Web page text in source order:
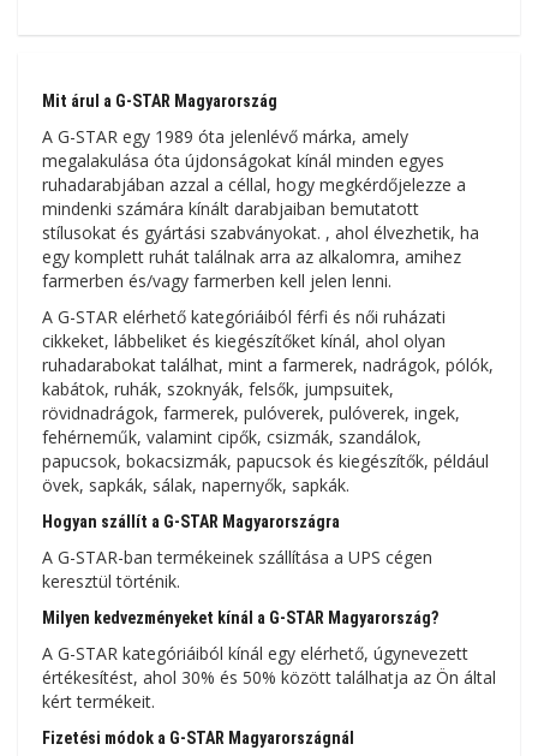
Mit árul a G-STAR Magyarország
A G-STAR egy 1989 óta jelenlévő márka, amely
megalakulása óta újdonságokat kínál minden egyes
ruhadarabjában azzal a céllal, hogy megkérdőjelezze a
mindenki számára kínált darabjaiban bemutatott
stílusokat és gyártási szabványokat. , ahol élvezhetik, ha
egy komplett ruhát találnak arra az alkalomra, amihez
farmerben és/vagy farmerben kell jelen lenni.
A G-STAR elérhető kategóriáiból férfi és női ruházati
cikkeket, lábbeliket és kiegészítőket kínál, ahol olyan
ruhadarabokat találhat, mint a farmerek, nadrágok, pólók,
kabátok, ruhák, szoknyák, felsők, jumpsuitek,
rövidnadrágok, farmerek, pulóverek, pulóverek, ingek,
fehérneműk, valamint cipők, csizmák, szandálok,
papucsok, bokacsizmák, papucsok és kiegészítők, például
övek, sapkák, sálak, napernyők, sapkák.
Hogyan szállít a G-STAR Magyarországra
A G-STAR-ban termékeinek szállítása a UPS cégen
keresztül történik.
Milyen kedvezményeket kínál a G-STAR Magyarország?
A G-STAR kategóriáiból kínál egy elérhető, úgynevezett
értékesítést, ahol 30% és 50% között találhatja az Ön által
kért termékeit.
Fizetési módok a G-STAR Magyarországnál